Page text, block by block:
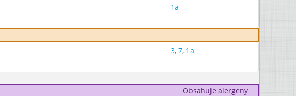
1a
3, 7, 1a
Obsahuje alergeny